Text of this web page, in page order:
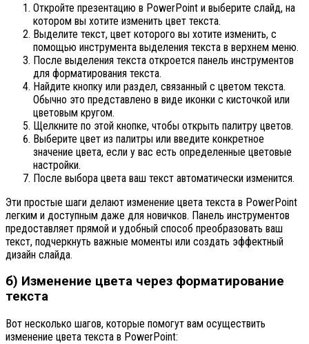
Откройте презентацию в PowerPoint и выберите слайд, на
котором вы хотите изменить цвет текста.
Выделите текст, цвет которого вы хотите изменить, с
помощью инструмента выделения текста в верхнем меню.
После выделения текста откроется панель инструментов
для форматирования текста.
Найдите кнопку или раздел, связанный с цветом текста.
Обычно это представлено в виде иконки с кисточкой или
цветовым кругом.
Щелкните по этой кнопке, чтобы открыть палитру цветов.
Выберите цвет из палитры или введите конкретное
значение цвета, если у вас есть определенные цветовые
настройки.
После выбора цвета ваш текст автоматически изменится.
Эти простые шаги делают изменение цвета текста в PowerPoint
легким и доступным даже для новичков. Панель инструментов
предоставляет прямой и удобный способ преобразовать ваш
текст, подчеркнуть важные моменты или создать эффектный
дизайн слайда.
б) Изменение цвета через форматирование
текста
Вот несколько шагов, которые помогут вам осуществить
изменение цвета текста в PowerPoint: